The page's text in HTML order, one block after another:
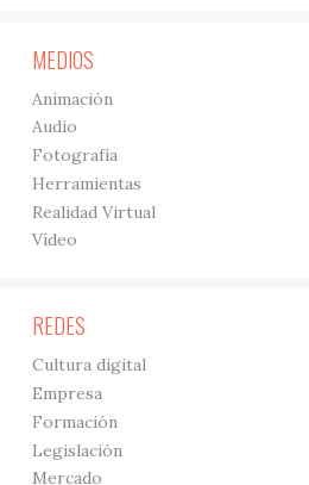
MEDIOS
Animación
Audio
Fotografía
Herramientas
Realidad Virtual
Vídeo
REDES
Cultura digital
Empresa
Formación
Legislación
Mercado